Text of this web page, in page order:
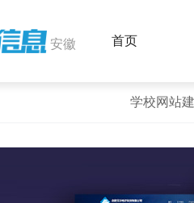
安徽 首页
学校网站